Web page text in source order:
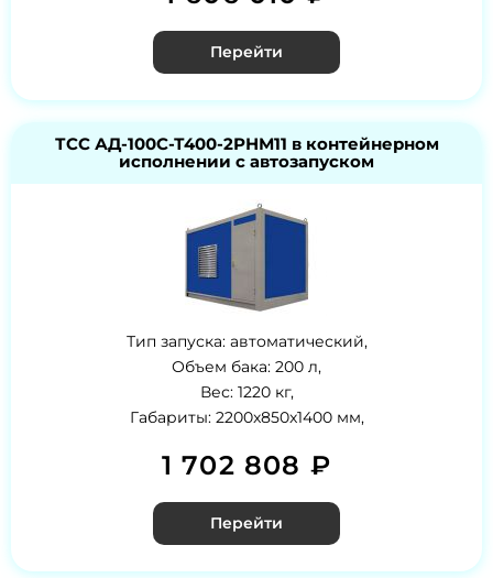
Перейти
ТСС АД-100С-Т400-2РНМ11 в контейнерном
исполнении с автозапуском
Тип запуска: автоматический,
Объем бака: 200 л,
Вес: 1220 кг,
Габариты: 2200x850x1400 мм,
1 702 808 ₽
Перейти